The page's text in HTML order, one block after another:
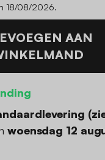
18/08/2026.
AAN
(
woensdag 12